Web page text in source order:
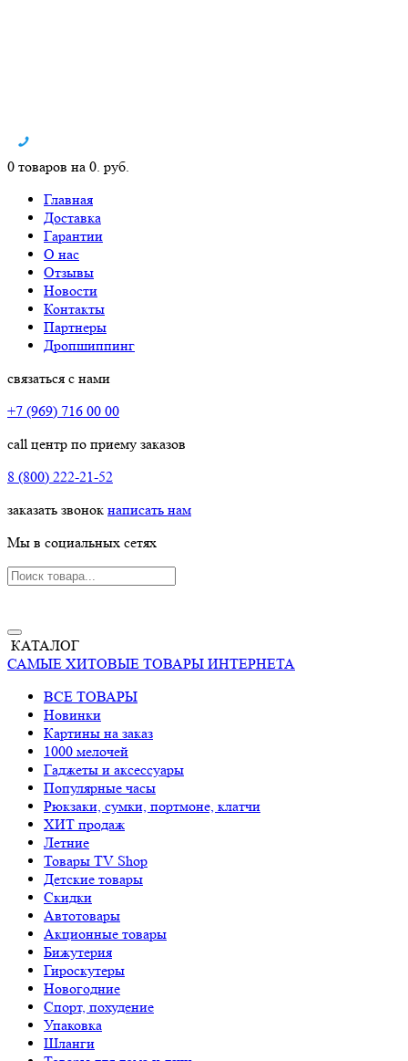
0 товаров на 0. руб.
Главная
Доставка
Гарантии
О нас
Отзывы
Новости
Контакты
Партнеры
Дропшиппинг
связаться с нами
+7 (969) 716 00 00
call центр по приему заказов
8 (800) 222-21-52
заказать звонок написать нам
Мы в социальных сетях
КАТАЛОГ
САМЫЕ ХИТОВЫЕ ТОВАРЫ ИНТЕРНЕТА
ВСЕ ТОВАРЫ
Новинки
Картины на заказ
1000 мелочей
Гаджеты и аксессуары
Популярные часы
Рюкзаки, сумки, портмоне, клатчи
ХИТ продаж
Летние
Товары TV Shop
Детские товары
Cкидки
Автотовары
Акционные товары
Бижутерия
Гироскутеры
Новогодние
Спорт, похудение
Упаковка
Шланги